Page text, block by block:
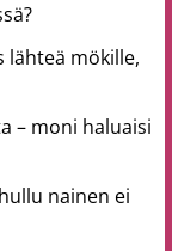
lähteä mökille,
– moni haluaisi
nainen ei